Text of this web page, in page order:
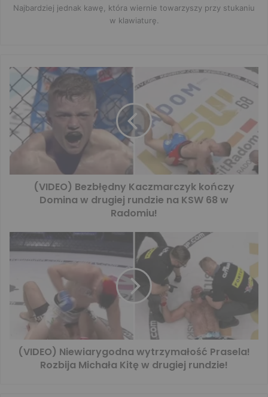
Najbardziej jednak kawę, która wiernie towarzyszy przy stukaniu
w klawiaturę.
(VIDEO) Bezbłędny Kaczmarczyk kończy
Domina w drugiej rundzie na KSW 68 w
Radomiu!
(VIDEO) Niewiarygodna wytrzymałość Prasela!
Rozbija Michała Kitę w drugiej rundzie!